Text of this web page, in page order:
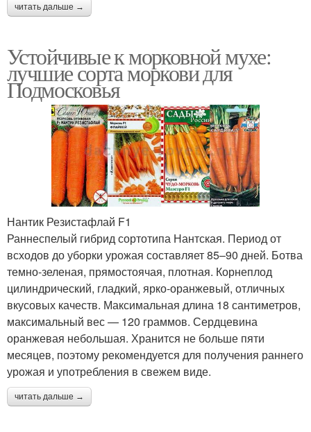
читать дальше →
Устойчивые к морковной мухе:
лучшие сорта моркови для
Подмосковья
Нантик Резистафлай F1
Раннеспелый гибрид сортотипа Нантская. Период от
всходов до уборки урожая составляет 85–90 дней. Ботва
темно-зеленая, прямостоячая, плотная. Корнеплод
цилиндрический, гладкий, ярко-оранжевый, отличных
вкусовых качеств. Максимальная длина 18 сантиметров,
максимальный вес — 120 граммов. Сердцевина
оранжевая небольшая. Хранится не больше пяти
месяцев, поэтому рекомендуется для получения раннего
урожая и употребления в свежем виде.
читать дальше →